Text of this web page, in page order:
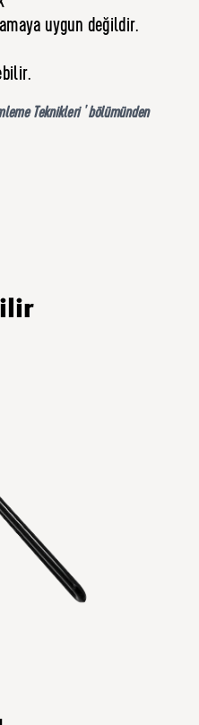
uygun değildir.
Teknikleri' bölümünden